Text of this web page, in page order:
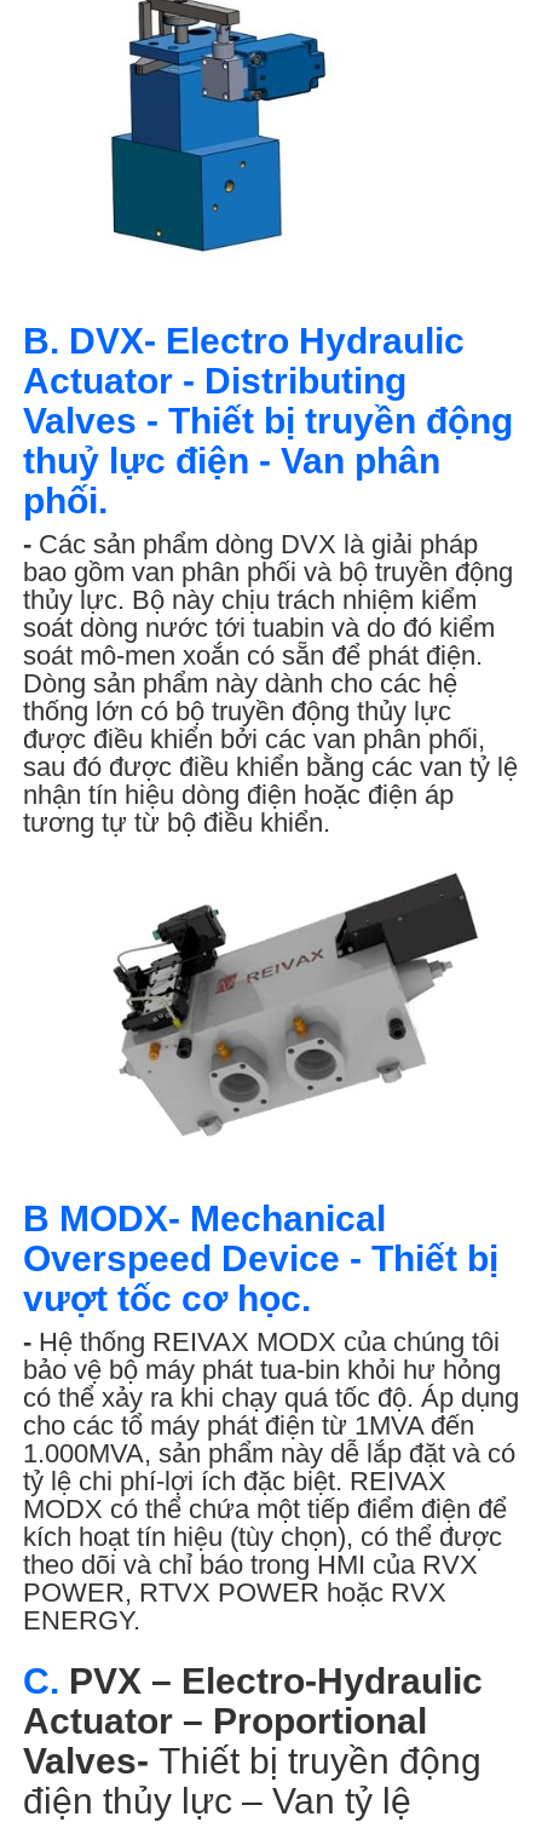
B. DVX- Electro Hydraulic
Actuator - Distributing
Valves - Thiết bị truyền động
thuỷ lực điện - Van phân
phối.
- Các sản phẩm dòng DVX là giải pháp
bao gồm van phân phối và bộ truyền động
thủy lực. Bộ này chịu trách nhiệm kiểm
soát dòng nước tới tuabin và do đó kiểm
soát mô-men xoắn có sẵn để phát điện.
Dòng sản phẩm này dành cho các hệ
thống lớn có bộ truyền động thủy lực
được điều khiển bởi các van phân phối,
sau đó được điều khiển bằng các van tỷ lệ
nhận tín hiệu dòng điện hoặc điện áp
tương tự từ bộ điều khiển.
B MODX- Mechanical
Overspeed Device - Thiết bị
vượt tốc cơ học.
- Hệ thống REIVAX MODX của chúng tôi
bảo vệ bộ máy phát tua-bin khỏi hư hỏng
có thể xảy ra khi chạy quá tốc độ. Áp dụng
cho các tổ máy phát điện từ 1MVA đến
1.000MVA, sản phẩm này dễ lắp đặt và có
tỷ lệ chi phí-lợi ích đặc biệt. REIVAX
MODX có thể chứa một tiếp điểm điện để
kích hoạt tín hiệu (tùy chọn), có thể được
theo dõi và chỉ báo trong HMI của RVX
POWER, RTVX POWER hoặc RVX
ENERGY.
C. PVX – Electro-Hydraulic
Actuator – Proportional
Valves- Thiết bị truyền động
điện thủy lực – Van tỷ lệ